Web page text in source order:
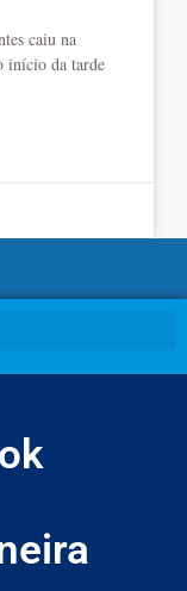
caiu na
início da tarde